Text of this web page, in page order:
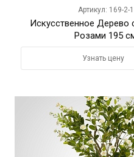
Артикул: 169-2-1
Искусственное Дерево
Розами 195
Узнать цену